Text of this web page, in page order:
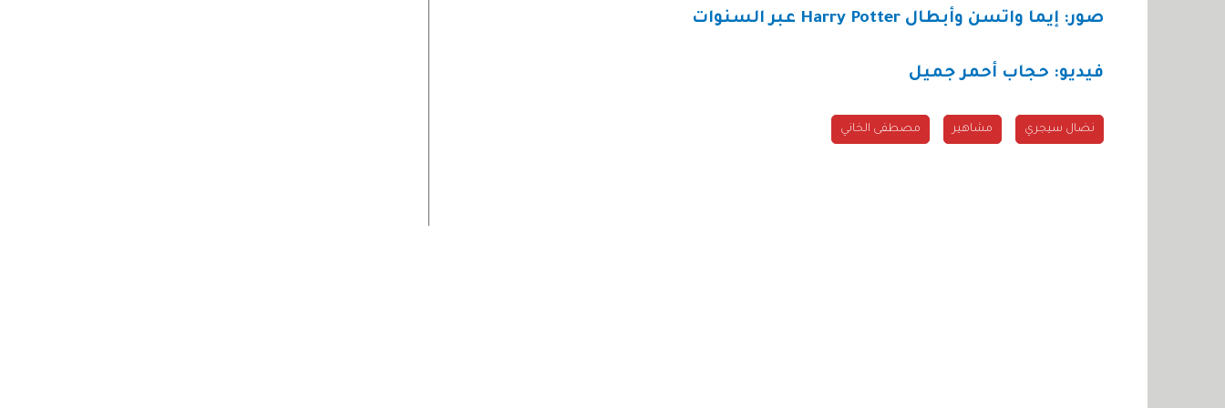
صور: إيما واتسن وأبطال Harry Potter عبر السنوات
فيديو: حجاب أحمر جميل
نضال سيجري مشاهير مصطفى الخاني